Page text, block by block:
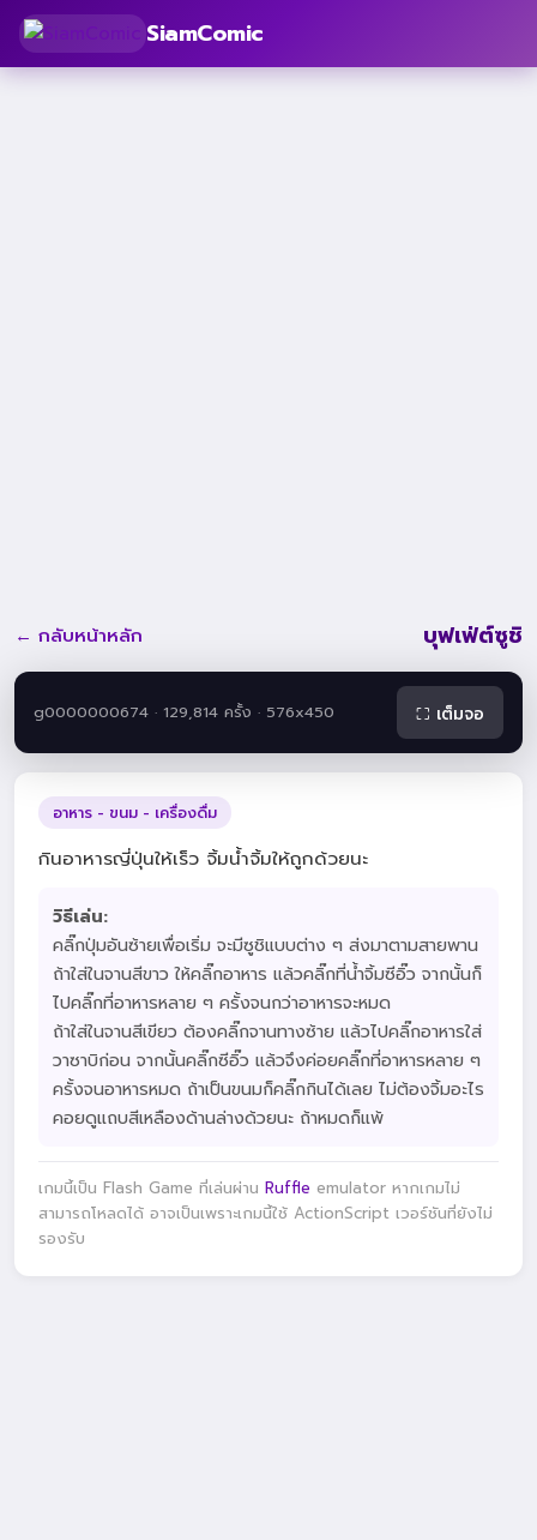
SiamComic
← กลับหน้าหลัก บุฟเฟ่ต์ซูชิ
g0000000674 · 129,814 ครั้ง · 576x450 ⛶ เต็มจอ
อาหาร - ขนม - เครื่องดื่ม
กินอาหารญี่ปุ่นให้เร็ว จิ้มน้ำจิ้มให้ถูกด้วยนะ
วิธีเล่น:
คลิ๊กปุ่มอันซ้ายเพื่อเริ่ม จะมีซูชิแบบต่าง ๆ ส่งมาตามสายพาน
ถ้าใส่ในจานสีขาว ให้คลิ๊กอาหาร แล้วคลิ๊กที่น้ำจิ้มซีอิ๊ว จากนั้นก็
ไปคลิ๊กที่อาหารหลาย ๆ ครั้งจนกว่าอาหารจะหมด
ถ้าใส่ในจานสีเขียว ต้องคลิ๊กจานทางซ้าย แล้วไปคลิ๊กอาหารใส่
วาซาบิก่อน จากนั้นคลิ๊กซีอิ๊ว แล้วจึงค่อยคลิ๊กที่อาหารหลาย ๆ
ครั้งจนอาหารหมด ถ้าเป็นขนมก็คลิ๊กกินได้เลย ไม่ต้องจิ้มอะไร
คอยดูแถบสีเหลืองด้านล่างด้วยนะ ถ้าหมดก็แพ้
เกมนี้เป็น Flash Game ที่เล่นผ่าน Ruffle emulator หากเกมไม่
สามารถโหลดได้ อาจเป็นเพราะเกมนี้ใช้ ActionScript เวอร์ชันที่ยังไม่
รองรับ